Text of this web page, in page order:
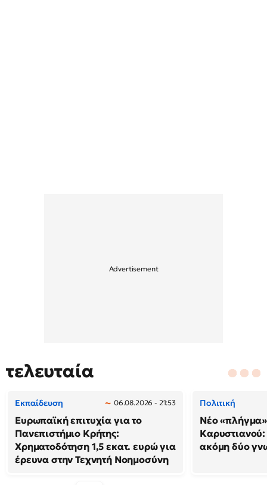
τελευταία
Εκπαίδευση 06.08.2026 - 21:53
Ευρωπαϊκή επιτυχία για το
Πανεπιστήμιο Κρήτης:
Χρηματοδότηση 1,5 εκατ. ευρώ για
έρευνα στην Τεχνητή Νοημοσύνη
Πολιτική
Νέο
ακόμη δύο